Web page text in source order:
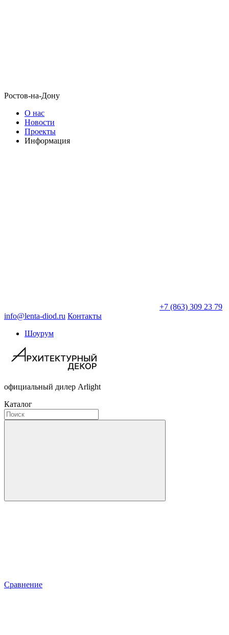
Ростов-на-Дону
О нас
Новости
Проекты
Информация
+7 (863) 309 23 79
info@lenta-diod.ru Контакты
Шоурум
официальный дилер Arlight
Каталог
Сравнение